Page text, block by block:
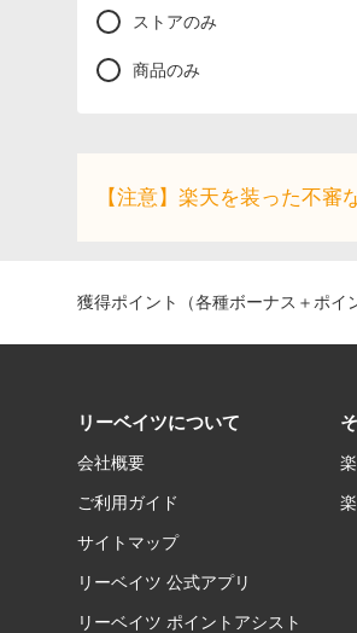
ストアのみ
商品のみ
【注意】楽天を装った不審
獲得ポイント（各種ボーナス＋ポイ
リーベイツについて
会社概要
ご利用ガイド
サイトマップ
リーベイツ 公式アプリ
リーベイツ ポイントアシスト